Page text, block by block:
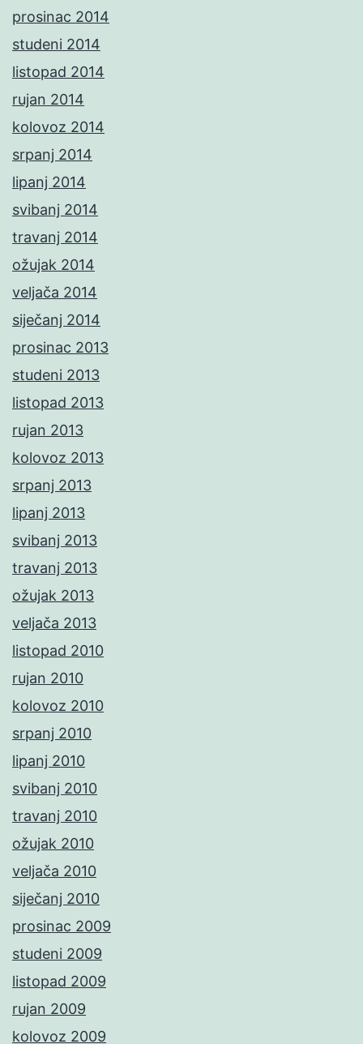
prosinac 2014
studeni 2014
listopad 2014
rujan 2014
kolovoz 2014
srpanj 2014
lipanj 2014
svibanj 2014
travanj 2014
ožujak 2014
veljača 2014
siječanj 2014
prosinac 2013
studeni 2013
listopad 2013
rujan 2013
kolovoz 2013
srpanj 2013
lipanj 2013
svibanj 2013
travanj 2013
ožujak 2013
veljača 2013
listopad 2010
rujan 2010
kolovoz 2010
srpanj 2010
lipanj 2010
svibanj 2010
travanj 2010
ožujak 2010
veljača 2010
siječanj 2010
prosinac 2009
studeni 2009
listopad 2009
rujan 2009
kolovoz 2009